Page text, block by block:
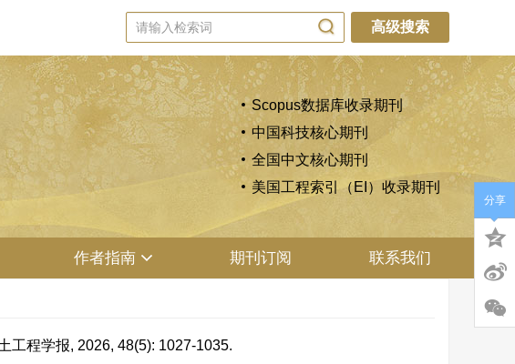
高级搜索
Scopus数据库收录期刊
中国科技核心期刊
全国中文核心期刊
美国工程索引（EI）收录期刊
作者指南 期刊订阅 联系我们
工程学报, 2026, 48(5): 1027-1035.
分享